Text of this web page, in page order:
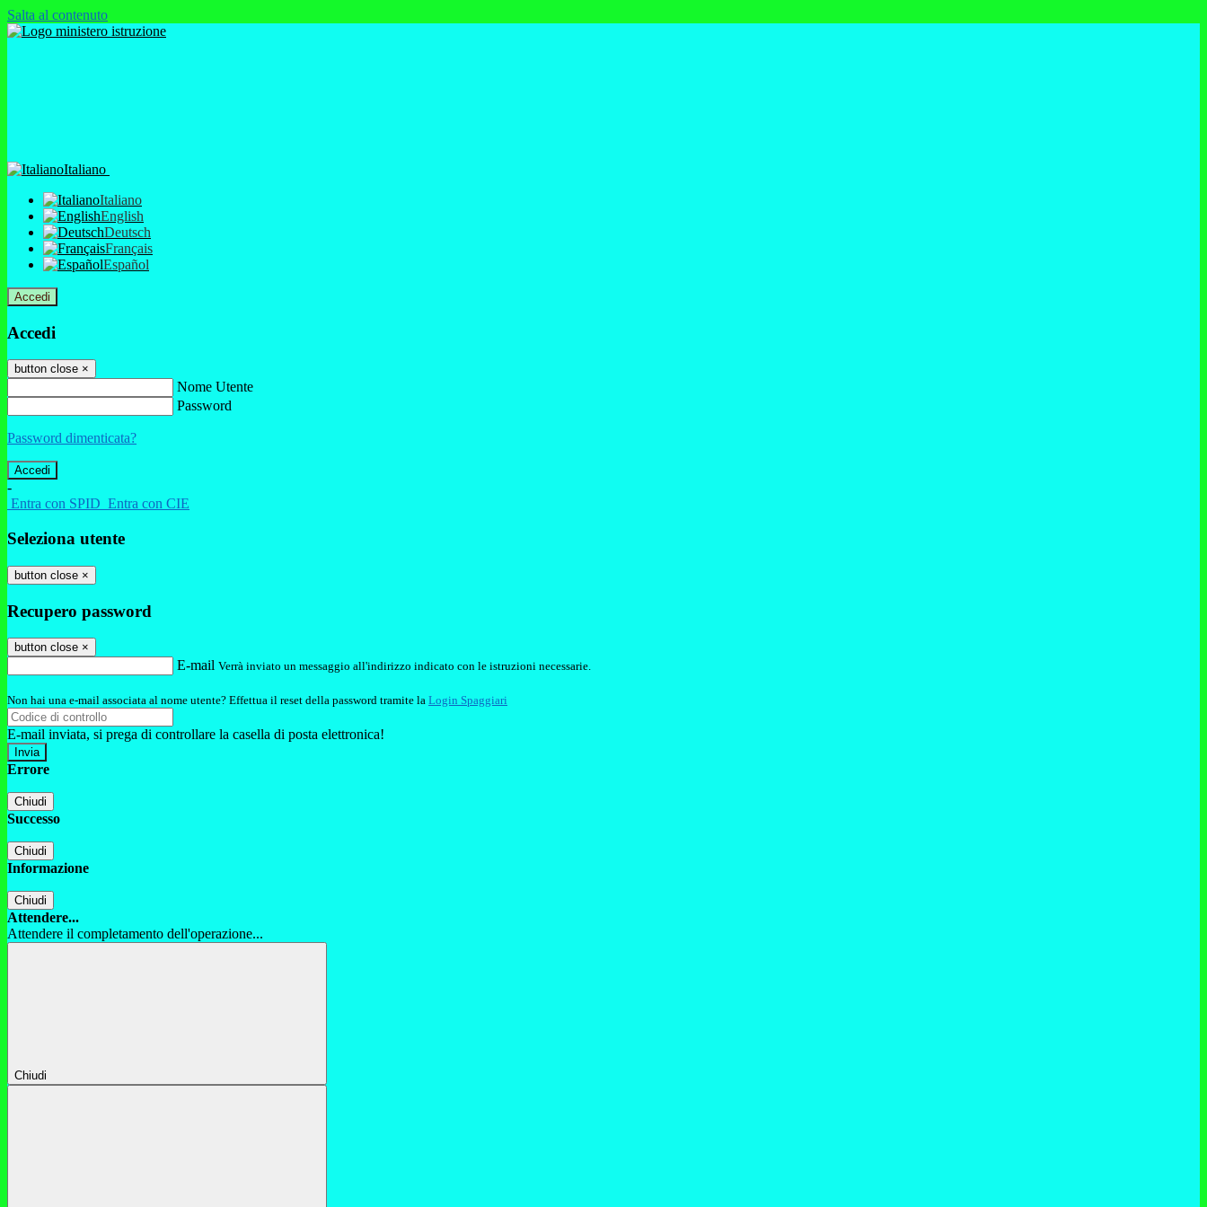
Salta al contenuto
Italiano
Italiano
English
Deutsch
Français
Español
Accedi
Accedi
button close ×
Nome Utente
Password
Password dimenticata?
-
Entra con SPID Entra con CIE
Seleziona utente
button close ×
Recupero password
button close ×
E-mail Verrà inviato un messaggio all'indirizzo indicato con le istruzioni necessarie.
Non hai una e-mail associata al nome utente? Effettua il reset della password tramite la Login Spaggiari
E-mail inviata, si prega di controllare la casella di posta elettronica!
Errore
Chiudi
Successo
Chiudi
Informazione
Chiudi
Attendere...
Attendere il completamento dell'operazione...
Chiudi